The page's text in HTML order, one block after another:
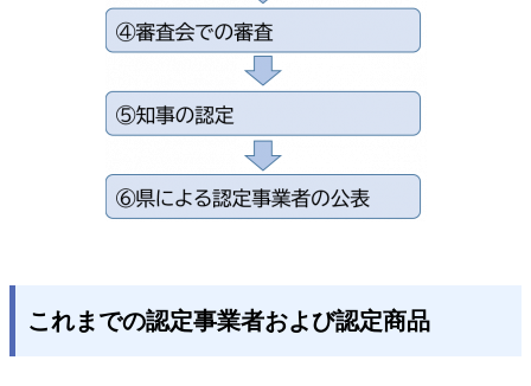
これまでの認定事業者および認定商品